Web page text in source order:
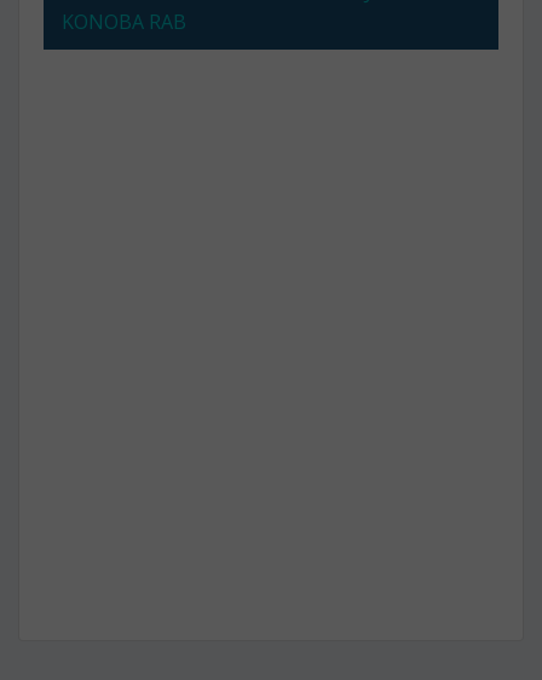
KONOBA RAB